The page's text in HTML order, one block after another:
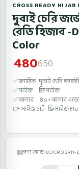
CROSS READY HIJAB
দুবাই চেরি
রেডি হিজাব -
Color
:480650
✅ ফ্যাব্রিক : দুবাই চেরি জর্জেট
✅ সাইজ : ফ্রি সাইজ
✅ কালার : ৪০+ কালার
👉 সাইজ চার্ট : ফ্রি সাইজ
পণ্য কোড: